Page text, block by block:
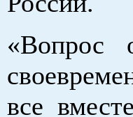
«Вопрос
все